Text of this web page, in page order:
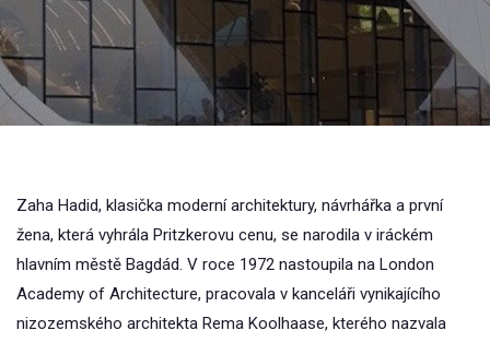
Zaha Hadid, klasička moderní architektury, návrhářka a první
žena, která vyhrála Pritzkerovu cenu, se narodila v iráckém
hlavním městě Bagdád. V roce 1972 nastoupila na London
Academy of Architecture, pracovala v kanceláři vynikajícího
nizozemského architekta Rema Koolhaase, kterého nazvala